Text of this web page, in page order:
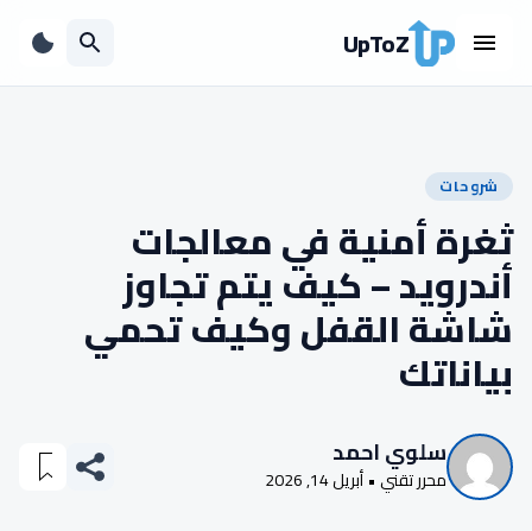
UpToZ
شروحات
ثغرة أمنية في معالجات
أندرويد – كيف يتم تجاوز
شاشة القفل وكيف تحمي
بياناتك
سلوي احمد
محرر تقني • أبريل 14, 2026